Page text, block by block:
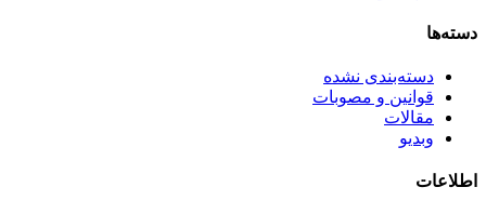
دسته‌ها
دسته‌بندی نشده
قوانین و مصوبات
مقالات
وبدیو
اطلاعات